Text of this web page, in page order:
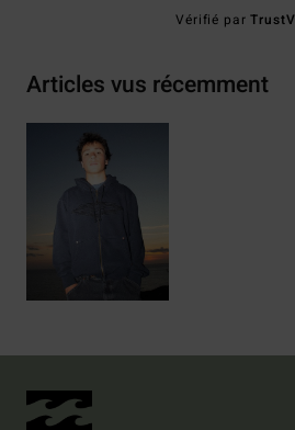
Vérifié par
Articles vus récemment